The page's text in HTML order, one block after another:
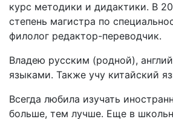
курс методики и дидактики. В
степень магистра по
филолог редактор-переводчик.
Владею русским (родной),
языками. Также учу китайский
Всегда любила изучать
больше, тем лучше. Еще в